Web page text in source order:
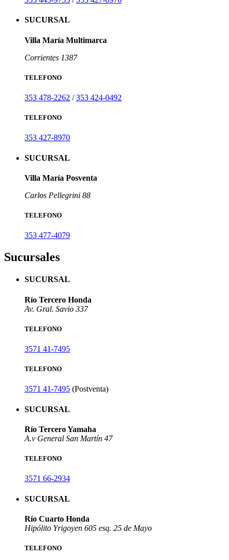
SUCURSAL
Villa María Multimarca
Corrientes 1387
TELEFONO
353 478-2262 /353 424-0492
TELEFONO
353 427-8970
SUCURSAL
Villa María Posventa
Carlos Pellegrini 88
TELEFONO
353 477-4079
Sucursales
SUCURSAL
Río Tercero Honda
Av. Gral. Savio 337
TELEFONO
3571 41-7495
TELEFONO
3571 41-7495 (Postventa)
SUCURSAL
Río Tercero Yamaha
A.v General San Martín 47
TELEFONO
3571 66-2934
SUCURSAL
Río Cuarto Honda
Hipólito Yrigoyen 605 esq. 25 de Mayo
TELEFONO